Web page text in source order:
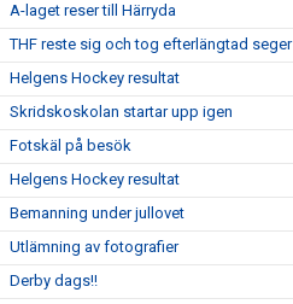
A-laget reser till Härryda
THF reste sig och tog efterlängtad seger
Helgens Hockey resultat
Skridskoskolan startar upp igen
Fotskäl på besök
Helgens Hockey resultat
Bemanning under jullovet
Utlämning av fotografier
Derby dags!!